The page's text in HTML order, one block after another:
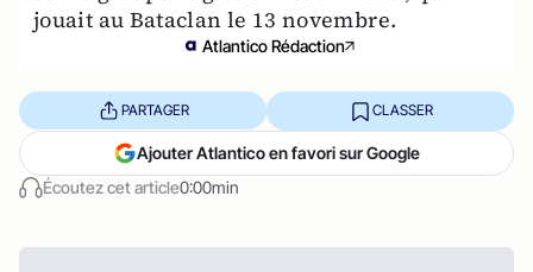
jouait au Bataclan le 13 novembre.
Atlantico Rédaction
Écoutez cet article0:00min
PARTAGER CLASSER
Ajouter Atlantico en favori sur Google